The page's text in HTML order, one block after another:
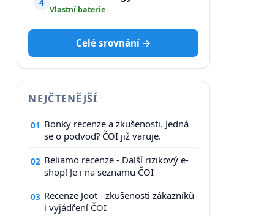
Vlastní baterie
Celé srovnání →
NEJČTENĚJŠÍ
01 Bonky recenze a zkušenosti. Jedná
se o podvod? ČOI již varuje.
02 Beliamo recenze - Další rizikový e-
shop! Je i na seznamu ČOI
03 Recenze Joot - zkušenosti zákazníků
i vyjádření ČOI